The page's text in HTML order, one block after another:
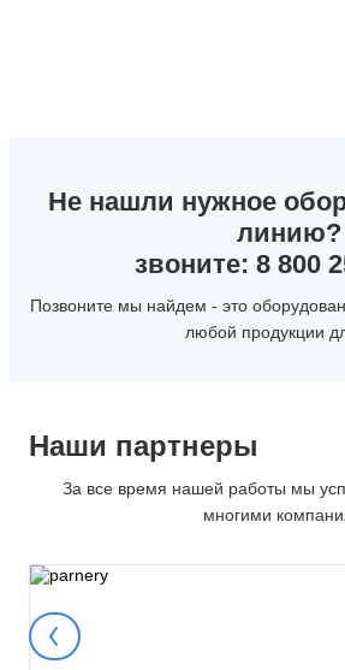
Не нашли нужное
линию?
звоните: 8 800
Позвоните мы найдем - это
любой продукции
Наши партнеры
За все время нашей работы мы
многими